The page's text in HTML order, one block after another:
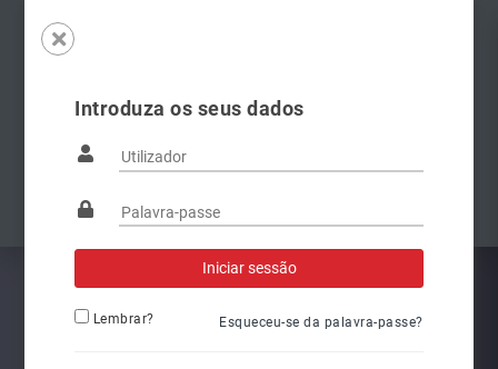
Introduza os seus dados
Lembrar? Esqueceu-se da palavra-passe?
Famílias